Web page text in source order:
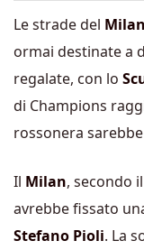
Le strade del Milan
ormai destinate a
regalate, con lo
di Champions
rossonera
Il Milan, secondo
avrebbe fissato
Stefano Pioli. La